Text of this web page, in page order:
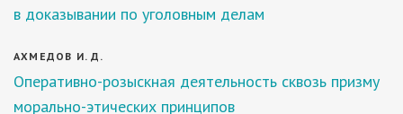
в доказывании по уголовным делам
АХМЕДОВ И. Д.
Оперативно-розыскная деятельность сквозь призму
морально-этических принципов